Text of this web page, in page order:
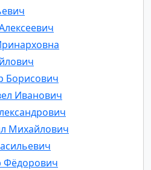
Борисович
Иванович
Михайлович
Фёдорович